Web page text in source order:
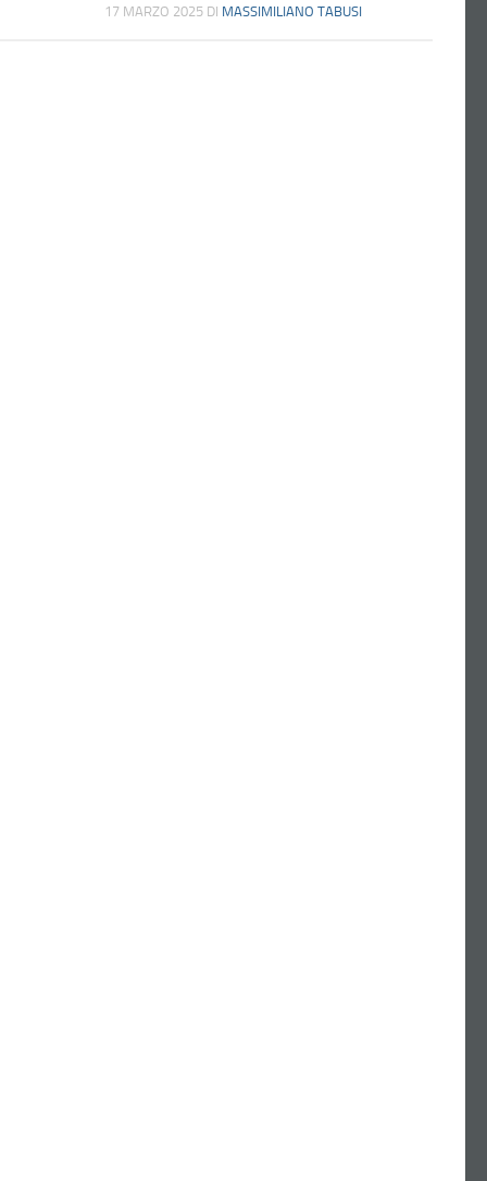
17 MARZO 2025 DI MASSIMILIANO TABUSI